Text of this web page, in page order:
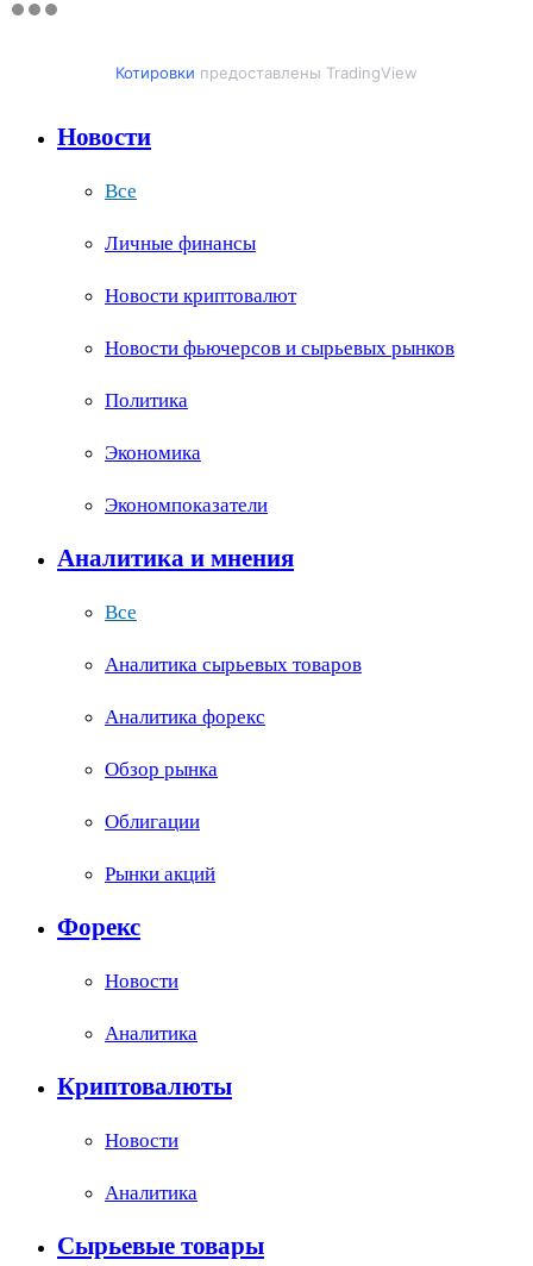
Котировки предоставлены TradingView
Новости
Все
Личные финансы
Новости криптовалют
Новости фьючерсов и сырьевых рынков
Политика
Экономика
Экономпоказатели
Аналитика и мнения
Все
Аналитика сырьевых товаров
Аналитика форекс
Обзор рынка
Облигации
Рынки акций
Форекс
Новости
Аналитика
Криптовалюты
Новости
Аналитика
Сырьевые товары